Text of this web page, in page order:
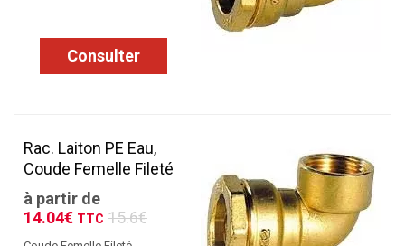
Consulter
Rac. Laiton PE Eau,
Coude Femelle Fileté
à partir de
14.04€ TTC 15.6€